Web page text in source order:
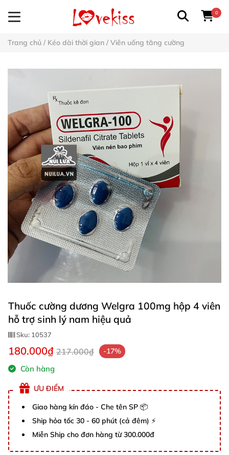
0
Trang chủ / Kéo dài thời gian / Viên uống tăng cường
Thuốc cường dương Welgra 100mg hộp 4 viên
hỗ trợ sinh lý nam hiệu quả
Sku: 10537
180.000₫ 217.000₫ -17%
Còn hàng
ƯU ĐIỂM
Giao hàng kín đáo - Che tên SP 📦
Ship hỏa tốc 30 - 60 phút (cả đêm) ⚡
Miễn Ship cho đơn hàng từ 300.000đ